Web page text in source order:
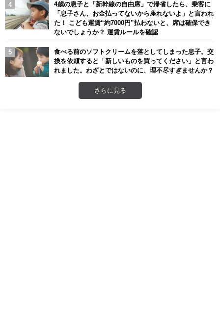
4歳の息子と「新幹線の自由席」で帰省したら、乗客に
「息子さん、お金払ってないから座れないよ」と言われ
た！ こども運賃“約7000円”払わないと、席は確保でき
ないでしょうか？ 運賃ルールを確認
食べる前のソフトクリームを落としてしまった息子。交
換を依頼すると「新しいものを買ってください」と言わ
れました。わざとではないのに、理不尽すぎませんか？
さらに見る